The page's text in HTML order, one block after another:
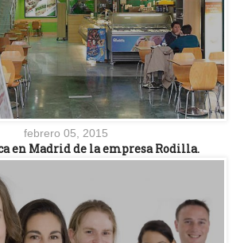
febrero 05, 2015
en Madrid de la empresa Rodilla.